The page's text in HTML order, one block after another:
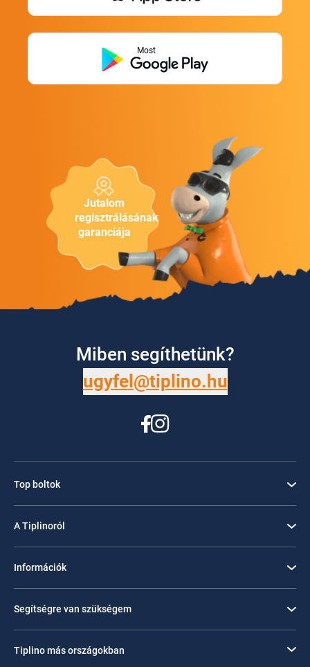
Jutalom
regisztrálásának
garanciája
Most
Miben segíthetünk?
ugyfel@tiplino.hu
Top boltok
A Tiplinoról
Információk
Segítségre van szükségem
Tiplino más országokban